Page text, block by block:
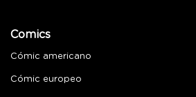
Comics
Cómic americano
Cómic europeo